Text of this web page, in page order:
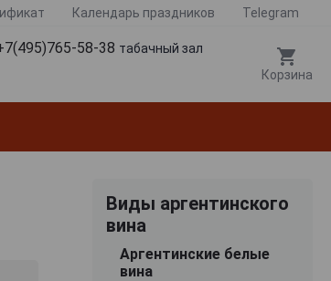
Календарь праздников Telegram
58-38 табачный зал
Корзина
Виды аргентинского
вина
Аргентинские белые
вина